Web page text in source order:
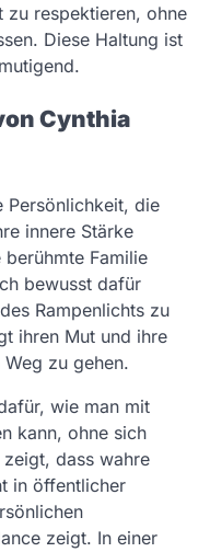
zu respektieren, ohne
Diese Haltung ist
Cynthia
Persönlichkeit, die
innere Stärke
Familie
bewusst dafür
Rampenlichts zu
ihren Mut und ihre
zu gehen.
wie man mit
kann, ohne sich
dass wahre
in öffentlicher
zeigt. In einer